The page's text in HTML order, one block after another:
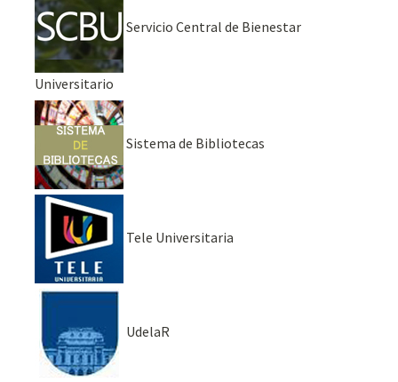
Servicio Central de Bienestar
Universitario
Sistema de Bibliotecas
Tele Universitaria
UdelaR